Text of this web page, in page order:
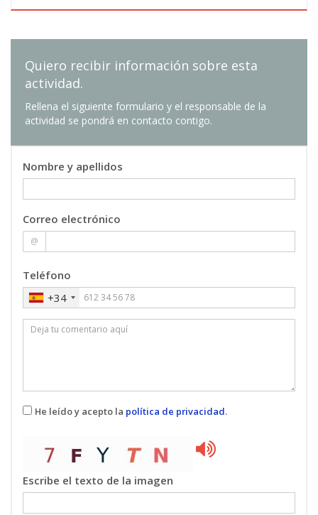
Quiero recibir información sobre esta
actividad.
Rellena el siguiente formulario y el responsable de la
actividad se pondrá en contacto contigo.
Nombre y apellidos
Correo electrónico
@
Teléfono
+34
He leído y acepto la política de privacidad.
Escribe el texto de la imagen